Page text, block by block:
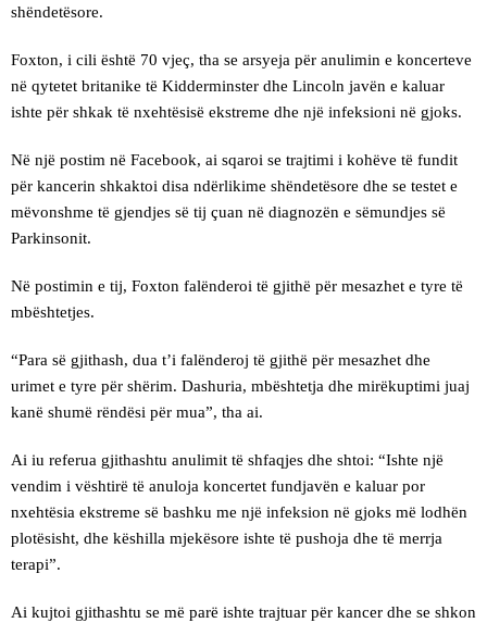
shëndetësore.
Foxton, i cili është 70 vjeç, tha se arsyeja për anulimin e koncerteve
në qytetet britanike të Kidderminster dhe Lincoln javën e kaluar
ishte për shkak të nxehtësisë ekstreme dhe një infeksioni në gjoks.
Në një postim në Facebook, ai sqaroi se trajtimi i kohëve të fundit
për kancerin shkaktoi disa ndërlikime shëndetësore dhe se testet e
mëvonshme të gjendjes së tij çuan në diagnozën e sëmundjes së
Parkinsonit.
Në postimin e tij, Foxton falënderoi të gjithë për mesazhet e tyre të
mbështetjes.
“Para së gjithash, dua t’i falënderoj të gjithë për mesazhet dhe
urimet e tyre për shërim. Dashuria, mbështetja dhe mirëkuptimi juaj
kanë shumë rëndësi për mua”, tha ai.
Ai iu referua gjithashtu anulimit të shfaqjes dhe shtoi: “Ishte një
vendim i vështirë të anuloja koncertet fundjavën e kaluar por
nxehtësia ekstreme së bashku me një infeksion në gjoks më lodhën
plotësisht, dhe këshilla mjekësore ishte të pushoja dhe të merrja
terapi”.
Ai kujtoi gjithashtu se më parë ishte trajtuar për kancer dhe se shkon